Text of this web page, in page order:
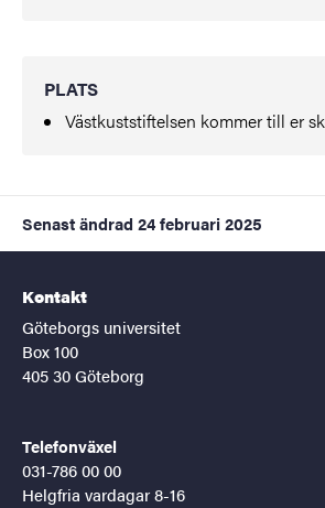
PLATS
Västkuststiftelsen kommer till er
Senast ändrad 24 februari 2025
Kontakt
Göteborgs universitet
Box 100
405 30 Göteborg
Telefonväxel
031-786 00 00
Helgfria vardagar 8-16